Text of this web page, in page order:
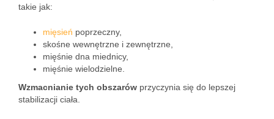
takie jak:
mięsień poprzeczny,
skośne wewnętrzne i zewnętrzne,
mięśnie dna miednicy,
mięśnie wielodzielne.
Wzmacnianie tych obszarów przyczynia się do lepszej
stabilizacji ciała.